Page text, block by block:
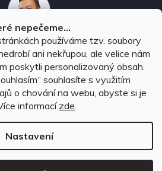
nepečeme...
používáme tzv. soubory
ani nekřupou, ale velice nám
poskytli personalizovaný obsah.
souhlasíte s využitím
o chování na webu, abyste si je
informací zde.
Nastavení
896 (Po–Pá: 8–16:00)
obchod.cz
obchod.cz. Všechna práva
vyhrazena.